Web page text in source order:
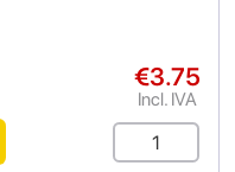
€3.75
Incl. IVA